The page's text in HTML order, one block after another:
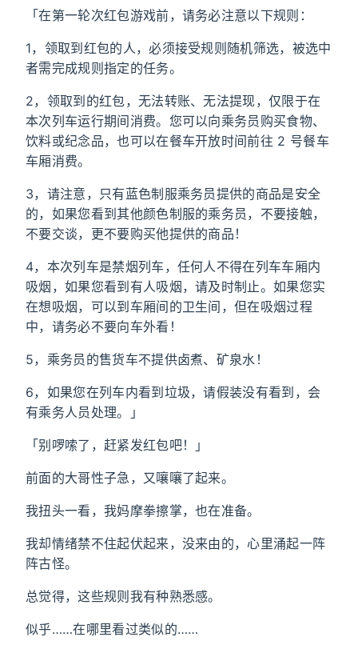
「在第一轮次红包游戏前，请务必注意以下规则：
1，领取到红包的人，必须接受规则随机筛选，被选中
者需完成规则指定的任务。
2，领取到的红包，无法转账、无法提现，仅限于在
本次列车运行期间消费。您可以向乘务员购买食物、
饮料或纪念品，也可以在餐车开放时间前往 2 号餐车
车厢消费。
3，请注意，只有蓝色制服乘务员提供的商品是安全
的，如果您看到其他颜色制服的乘务员，不要接触，
不要交谈，更不要购买他提供的商品！
4，本次列车是禁烟列车，任何人不得在列车车厢内
吸烟，如果您看到有人吸烟，请及时制止。如果您实
在想吸烟，可以到车厢间的卫生间，但在吸烟过程
中，请务必不要向车外看！
5，乘务员的售货车不提供卤煮、矿泉水！
6，如果您在列车内看到垃圾，请假装没有看到，会
有乘务人员处理。」
「别啰嗦了，赶紧发红包吧！」
前面的大哥性子急，又嚷嚷了起来。
我扭头一看，我妈摩拳擦掌，也在准备。
我却情绪禁不住起伏起来，没来由的，心里涌起一阵
阵古怪。
总觉得，这些规则我有种熟悉感。
似乎……在哪里看过类似的……